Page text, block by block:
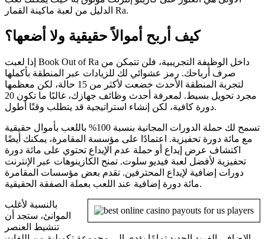
الدليل من لعبة ماكينة القمار Ra.
كيف أربح أموالاً حقيقية ولا أضعها؟
إذا لعبت Book Out of Ra داخل الوظيفة التجريبية، فلن تتمكن من
صرف أرباحك. رمز عشوائي لك للزيادات عبر المنطقة بأكملها
لتجربة المنطقة الأحدث خضعت لأكثر من 15 حالة، لكن معظمها
مجرد تحويل بسيط. لمعرفة أحدث وظائف جهازك، غالبًا ما تكون 20
دورة كافية، لكن إنشاء استراتيجية قد يتطلب وقتًا أطول.
تسمح لك حملة الدورات المجانية بنسبة 100% باللعب بأموال حقيقية
مع مائة دورة تحفيزية. اعتمادًا على مؤسسة المقامرة، يمكنك أيضًا
اكتشاف عرض إيداع أو حملة عدم الإيداع تحتوي على مائة دورة
تحفيزية لأفضل لعبة فيديو سلوت. تمنح الكازينوهات عبر الإنترنت
دورات إضافية لإيداع المحترفين. تقدم بعض مؤسسات المقامرة
مائة دورة إضافية عند اللعب بعملة الصفقة الحقيقية.
بالنسبة لأغلب
الموانئ، ستجد أن
تنشيط العنصر